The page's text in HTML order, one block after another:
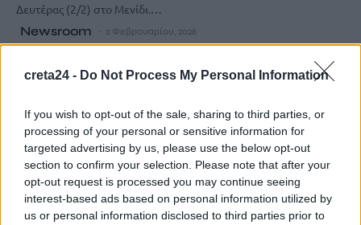
creta24 - Do Not Process My Personal Information
If you wish to opt-out of the sale, sharing to third parties, or
processing of your personal or sensitive information for
targeted advertising by us, please use the below opt-out
section to confirm your selection. Please note that after your
opt-out request is processed you may continue seeing
interest-based ads based on personal information utilized by
us or personal information disclosed to third parties prior to
Δευτέρας (2/2) στο Μενίδι.…
Newsroom 2 Φεβρουαρίου, 2026